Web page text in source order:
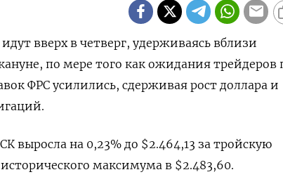
вверх в четверг, удерживаясь вблизи
по мере того как ожидания трейдеров
ФРС усилились, сдерживая рост доллара и
выросла на 0,23% до $2.464,13​ за тройскую
максимума в $2.483,60.